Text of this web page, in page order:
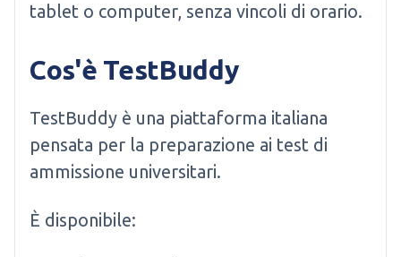
tablet o computer, senza vincoli di orario.
Cos'è TestBuddy
TestBuddy è una piattaforma italiana
pensata per la preparazione ai test di
ammissione universitari.
È disponibile: